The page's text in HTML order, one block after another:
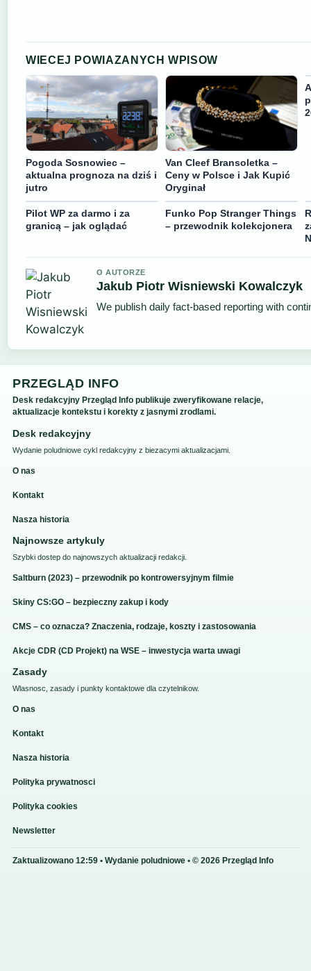
WIECEJ POWIAZANYCH WPISOW
Pogoda Sosnowiec –
aktualna prognoza na dziś i
jutro
Van Cleef Bransoletka –
Ceny w Polsce i Jak Kupić
Oryginał
Pilot WP za darmo i za
granicą – jak oglądać
Funko Pop Stranger Things
– przewodnik kolekcjonera
O AUTORZE
Jakub Piotr Wisniewski Kowalczyk
We publish daily fact-based reporting with
PRZEGLĄD INFO
Desk redakcyjny Przegląd Info publikuje zweryfikowane relacje,
aktualizacje kontekstu i korekty z jasnymi zrodlami.
Desk redakcyjny
Wydanie poludniowe cykl redakcyjny z biezacymi aktualizacjami.
O nas
Kontakt
Nasza historia
Najnowsze artykuly
Szybki dostep do najnowszych aktualizacji redakcji.
Saltburn (2023) – przewodnik po kontrowersyjnym filmie
Skiny CS:GO – bezpieczny zakup i kody
CMS – co oznacza? Znaczenia, rodzaje, koszty i zastosowania
Akcje CDR (CD Projekt) na WSE – inwestycja warta uwagi
Zasady
Wlasnosc, zasady i punkty kontaktowe dla czytelnikow.
O nas
Kontakt
Nasza historia
Polityka prywatnosci
Polityka cookies
Newsletter
Zaktualizowano 12:59 • Wydanie poludniowe • © 2026 Przegląd Info